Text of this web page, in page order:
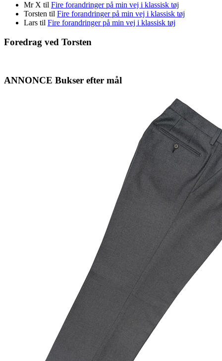
Mr X til Fire forandringer på min vej i klassisk tøj
Torsten til Fire forandringer på min vej i klassisk tøj
Lars til Fire forandringer på min vej i klassisk tøj
Foredrag ved Torsten
ANNONCE Bukser efter mål